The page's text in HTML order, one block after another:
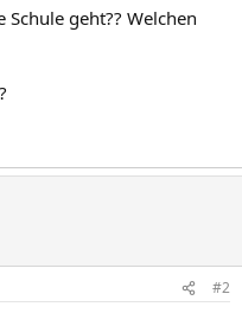
geht?? Welchen
#2